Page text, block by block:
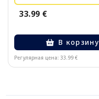
33.99 €
В корзину
Регулярная цена: 33.99 €